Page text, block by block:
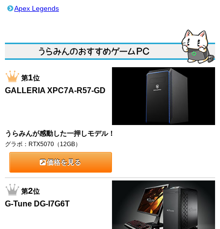
Apex Legends
第1位
GALLERIA XPC7A-R57-GD
うらみんが感動した一押しモデル！
グラボ：RTX5070（12GB）
価格を見る
第2位
G-Tune DG-I7G6T